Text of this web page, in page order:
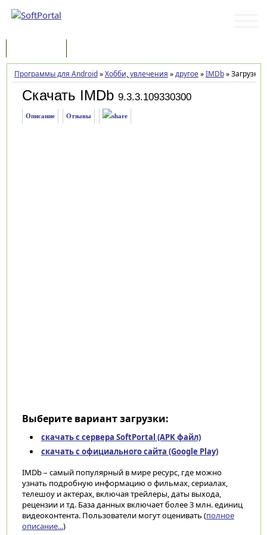
Программы для Android»Хобби, увлечения »другое»IMDb»Загрузка
Скачать IMDb 9.3.3.109330300
Описание Отзывы
Выберите вариант загрузки:
скачать с сервера SoftPortal (APK файл)
скачать с официального сайта (Google Play)
IMDb – самый популярный в мире ресурс, где можно
узнать подробную информацию о фильмах, сериалах,
телешоу и актерах, включая трейлеры, даты выхода,
рецензии и тд. База данных включает более 3 млн. единиц
видеоконтента. Пользователи могут оценивать (полное
описание...)